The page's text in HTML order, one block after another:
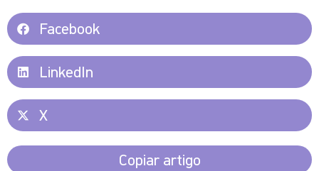
Facebook
LinkedIn
X
Copiar artigo